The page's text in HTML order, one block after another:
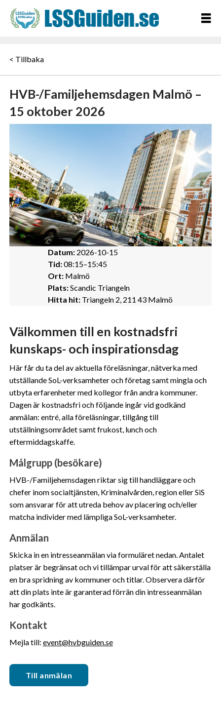
< Tillbaka
HVB-/Familjehemsdagen Malmö –
15 oktober 2026
Datum: 2026-10-15
Tid:08:15–15:45
Ort: Malmö
Plats:Scandic Triangeln
Hitta hit: Triangeln 2, 211 43 Malmö
Välkommen till en kostnadsfri
kunskaps- och inspirationsdag
Här får du ta del av aktuella föreläsningar, nätverka med
utställande SoL-verksamheter och företag samt mingla och
utbyta erfarenheter med kollegor från andra kommuner.
Dagen är kostnadsfri och följande ingår vid godkänd
anmälan: entré, alla föreläsningar, tillgång till
utställningsområdet samt frukost, lunch och
eftermiddagskaffe.
Målgrupp (besökare)
HVB-/Familjehemsdagen riktar sig till handläggare och
chefer inom socialtjänsten, Kriminalvården, region eller SiS
som ansvarar för att utreda behov av placering och/eller
matcha individer med lämpliga SoL-verksamheter.
Anmälan
Skicka in en intresseanmälan via formuläret nedan. Antalet
platser är begränsat och vi tillämpar urval för att säkerställa
en bra spridning av kommuner och titlar. Observera därför
att din plats inte är garanterad förrän din intresseanmälan
har godkänts.
Kontakt
Mejla till: event@hvbguiden.se
Till anmälan